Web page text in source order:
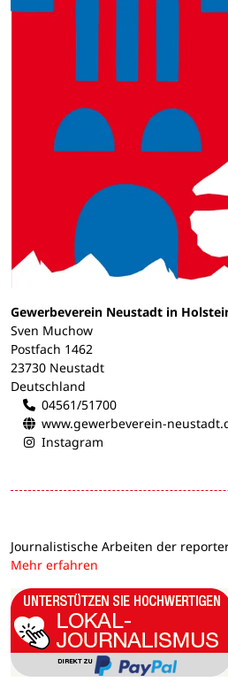
Gewerbeverein Neustadt in
Sven Muchow
Postfach 1462
23730 Neustadt
Deutschland
04561/51700
www.gewerbeverein-
Instagram
Journalistische Arbeiten der
Mehr erfahren